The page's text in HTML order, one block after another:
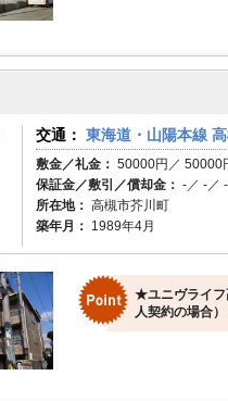
交通： 東海道・山陽本線
敷金／礼金： 50000円／ 50000
保証金／敷引／償却金： -／ -／ -
所在地： 高槻市芥川町
築年月： 1989年4月
★ユニヴライフ
人契約の場合